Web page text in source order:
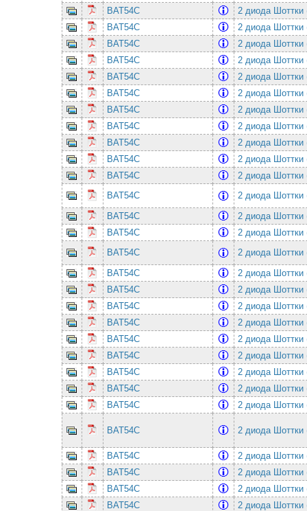
BAT54C
2 диода
BAT54C
2 диода
BAT54C
2 диода
BAT54C
2 диода
BAT54C
2 диода
BAT54C
2 диода
BAT54C
2 диода
BAT54C
2 диода
BAT54C
2 диода
BAT54C
2 диода
BAT54C
2 диода
BAT54C
2 диода
BAT54C
2 диода
BAT54C
2 диода
BAT54C
2 диода
BAT54C
2 диода
BAT54C
2 диода
BAT54C
2 диода
BAT54C
2 диода
BAT54C
2 диода
BAT54C
2 диода
BAT54C
2 диода
BAT54C
2 диода
BAT54C
2 диода
BAT54C 2 диода
BAT54C
2 диода
BAT54C
2 диода
BAT54C
2 диода
BAT54C
2 диода